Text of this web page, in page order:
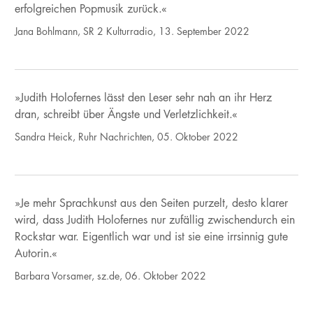
erfolgreichen Popmusik zurück.«
Jana Bohlmann, SR 2 Kulturradio, 13. September 2022
»Judith Holofernes lässt den Leser sehr nah an ihr Herz
dran, schreibt über Ängste und Verletzlichkeit.«
Sandra Heick, Ruhr Nachrichten, 05. Oktober 2022
»Je mehr Sprachkunst aus den Seiten purzelt, desto klarer
wird, dass Judith Holofernes nur zufällig zwischendurch ein
Rockstar war. Eigentlich war und ist sie eine irrsinnig gute
Autorin.«
Barbara Vorsamer, sz.de, 06. Oktober 2022